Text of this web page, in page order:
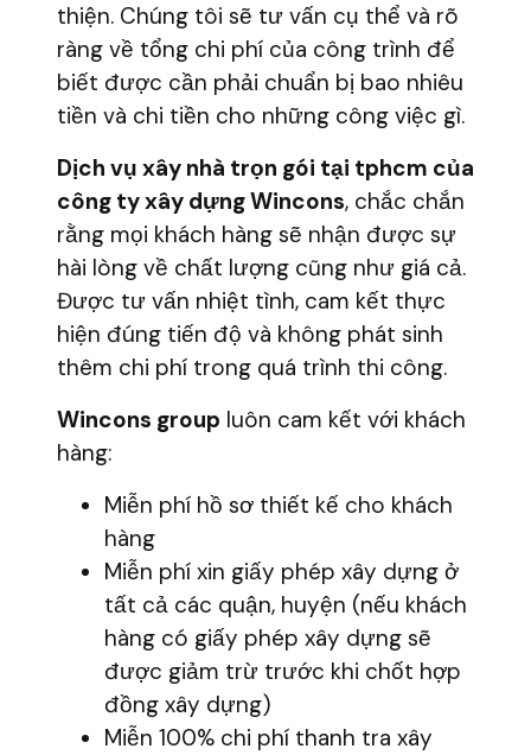
thiện. Chúng tôi sẽ tư vấn cụ thể và rõ
ràng về tổng chi phí của công trình để
biết được cần phải chuẩn bị bao nhiêu
tiền và chi tiền cho những công việc gì.
Dịch vụ xây nhà trọn gói tại tphcm của
công ty xây dựng Wincons, chắc chắn
rằng mọi khách hàng sẽ nhận được sự
hài lòng về chất lượng cũng như giá cả.
Được tư vấn nhiệt tình, cam kết thực
hiện đúng tiến độ và không phát sinh
thêm chi phí trong quá trình thi công.
Wincons group luôn cam kết với khách
hàng:
Miễn phí hồ sơ thiết kế cho khách
hàng
Miễn phí xin giấy phép xây dựng ở
tất cả các quận, huyện (nếu khách
hàng có giấy phép xây dựng sẽ
được giảm trừ trước khi chốt hợp
đồng xây dựng)
Miễn 100% chi phí thanh tra xây